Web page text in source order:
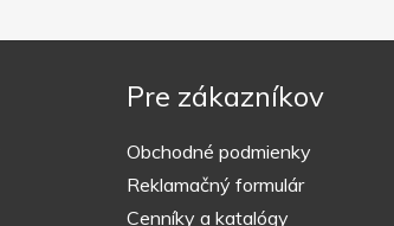
Pre zákazníkov
Obchodné podmienky
Reklamačný formulár
Cenníky a katalógy